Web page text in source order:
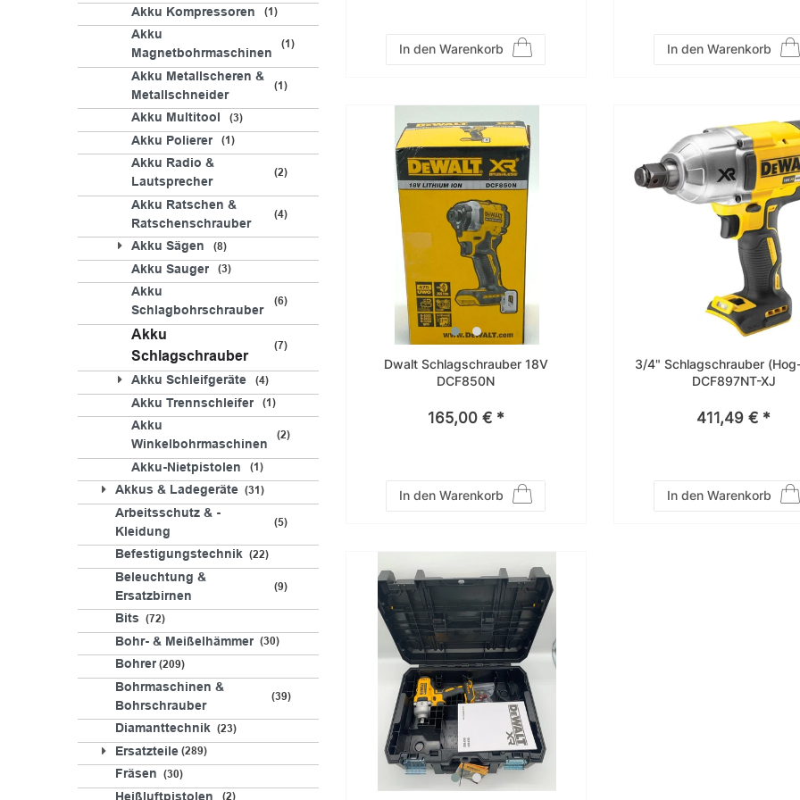
Akku Kompressoren 1
Akku
Magnetbohrmaschinen
1
Akku Metallscheren &
Metallschneider
1
Akku Multitool 3
Akku Polierer 1
Akku Radio &
Lautsprecher
2
Akku Ratschen &
Ratschenschrauber
4
Akku Sägen 8
Akku Sauger 3
Akku
Schlagbohrschrauber
6
Akku
Schlagschrauber
7
Akku Schleifgeräte 4
Akku Trennschleifer 1
Akku
Winkelbohrmaschinen
2
Akku-Nietpistolen 1
Akkus & Ladegeräte 31
Arbeitsschutz & -
Kleidung
5
Befestigungstechnik 22
Beleuchtung &
Ersatzbirnen
9
Bits 72
Bohr- & Meißelhämmer 30
Bohrer 209
Bohrmaschinen &
Bohrschrauber
39
Diamanttechnik 23
Ersatzteile 289
Fräsen 30
Heißluftpistolen 2
In den Warenkorb In den Warenkorb
Dwalt Schlagschrauber 18V
DCF850N
165,00 € *
In den Warenkorb
3/4" Schlagschrauber
DCF897NT-XJ
411,49 € *
In den Warenkorb